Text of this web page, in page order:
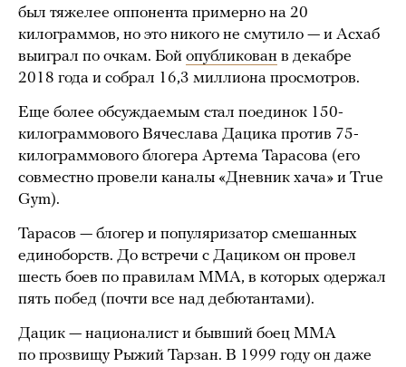
был тяжелее оппонента примерно на 20
килограммов, но это никого не смутило — и Асхаб
выиграл по очкам. Бой опубликован в декабре
2018 года и собрал 16,3 миллиона просмотров.
Еще более обсуждаемым стал поединок 150-
килограммового Вячеслава Дацика против 75-
килограммового блогера Артема Тарасова (его
совместно провели каналы «Дневник хача» и True
Gym).
Тарасов — блогер и популяризатор смешанных
единоборств. До встречи с Дациком он провел
шесть боев по правилам ММА, в которых одержал
пять побед (почти все над дебютантами).
Дацик — националист и бывший боец ММА
по прозвищу Рыжий Тарзан. В 1999 году он даже